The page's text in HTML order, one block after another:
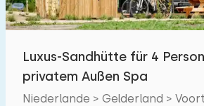
Kindereinrichtungen im Park
Zugänglichkeit
Luxus-Sandhütte für 4
privatem Außen Spa
Niederlande > Gelderland >